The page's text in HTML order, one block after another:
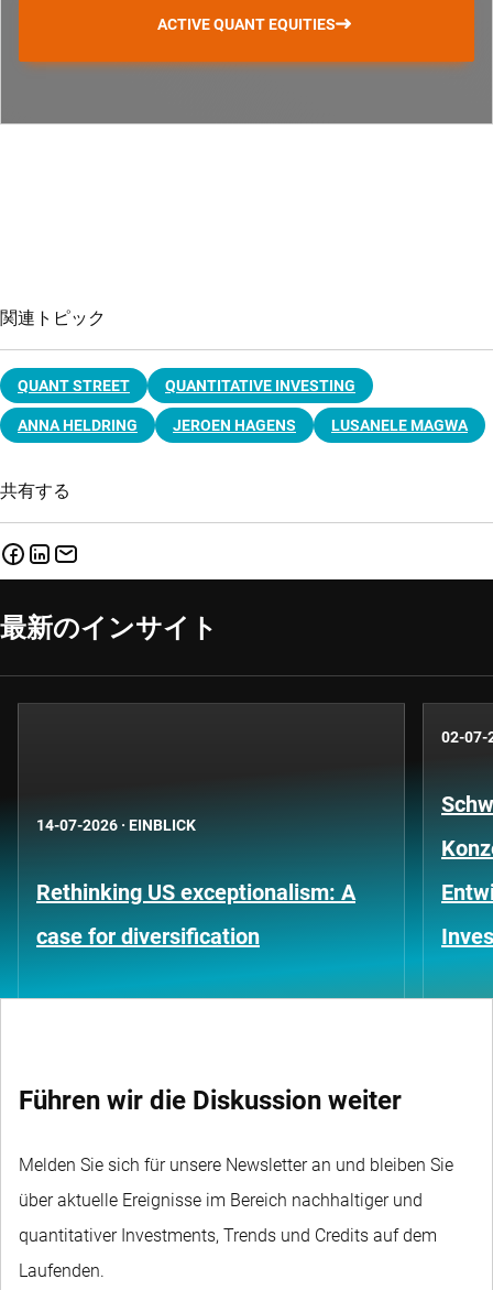
ACTIVE QUANT EQUITIES
関連トピック
QUANT STREET QUANTITATIVE INVESTING
ANNA HELDRING JEROEN HAGENS LUSANELE MAGWA
共有する
最新のインサイト
14-07-2026 · EINBLICK
Rethinking US exceptionalism: A
case for diversification
02-07-
Führen wir die Diskussion weiter
Melden Sie sich für unsere Newsletter an und bleiben Sie
über aktuelle Ereignisse im Bereich nachhaltiger und
quantitativer Investments, Trends und Credits auf dem
Laufenden.